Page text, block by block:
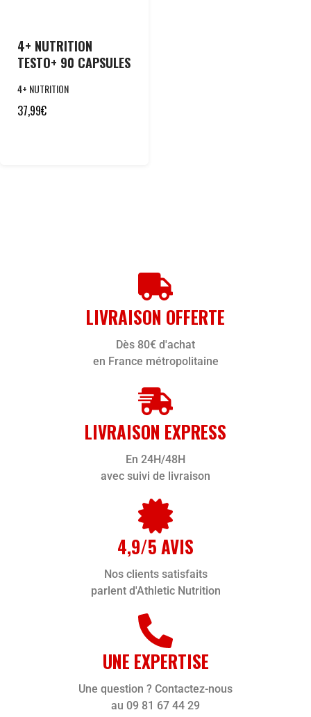
4+ NUTRITION
TESTO+ 90 CAPSULES
4+ NUTRITION
37,99€
LIVRAISON OFFERTE
Dès 80€ d'achat
en France métropolitaine
LIVRAISON EXPRESS
En 24H/48H
avec suivi de livraison
4,9/5 AVIS
Nos clients satisfaits
parlent d'Athletic Nutrition
UNE EXPERTISE
Une question ? Contactez-nous
au 09 81 67 44 29